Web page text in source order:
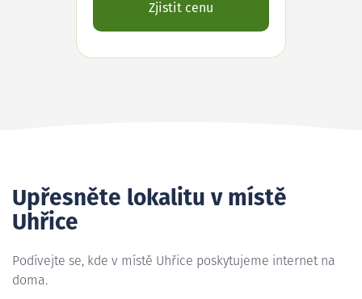
Zjistit cenu
Upřesněte lokalitu v místě
Uhřice
Podívejte se, kde v místě Uhřice poskytujeme internet na
doma.